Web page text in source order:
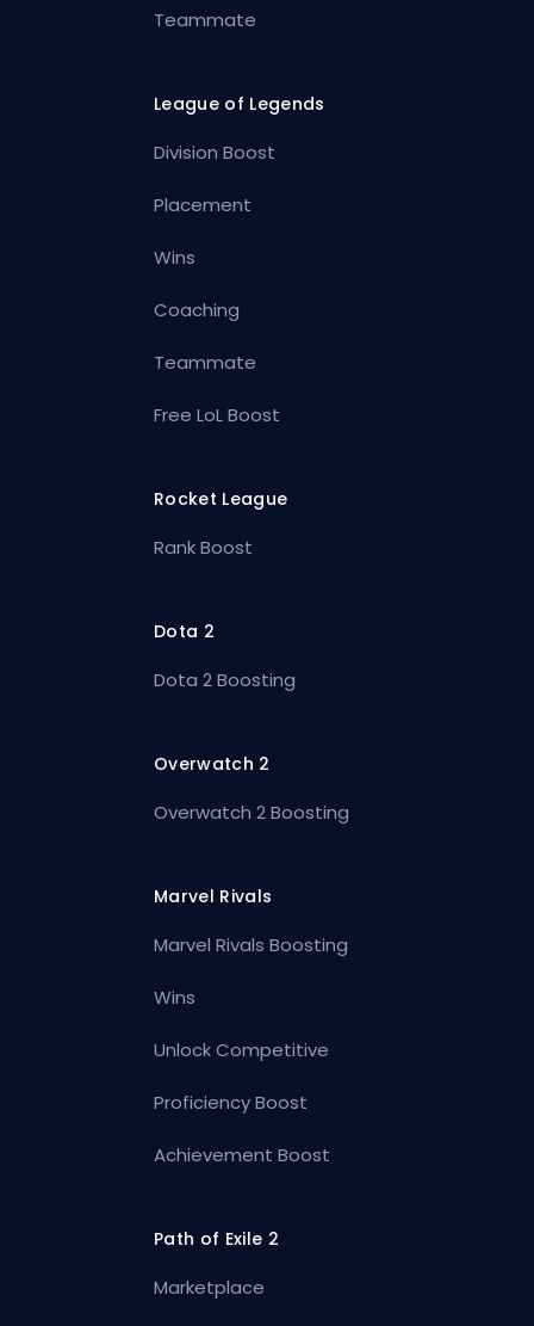
Teammate
League of Legends
Division Boost
Placement
Wins
Coaching
Teammate
Free LoL Boost
Rocket League
Rank Boost
Dota 2
Dota 2 Boosting
Overwatch 2
Overwatch 2 Boosting
Marvel Rivals
Marvel Rivals Boosting
Wins
Unlock Competitive
Proficiency Boost
Achievement Boost
Path of Exile 2
Marketplace